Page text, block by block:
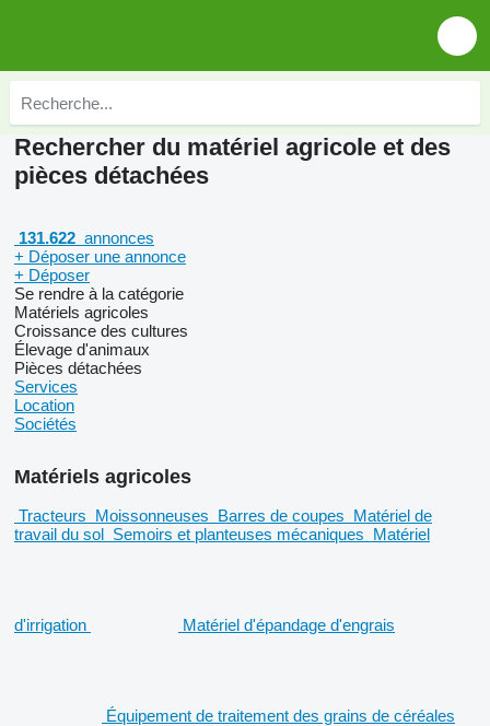
Rechercher du matériel agricole et des
pièces détachées
131.622 annonces
+ Déposer une annonce
+ Déposer
Se rendre à la catégorie
Matériels agricoles
Croissance des cultures
Élevage d'animaux
Pièces détachées
Services
Location
Sociétés
Matériels agricoles
Tracteurs Moissonneuses Barres de coupes Matériel de
travail du sol Semoirs et planteuses mécaniques Matériel
d'irrigation Matériel d'épandage d'engrais
Équipement de traitement des grains de céréales